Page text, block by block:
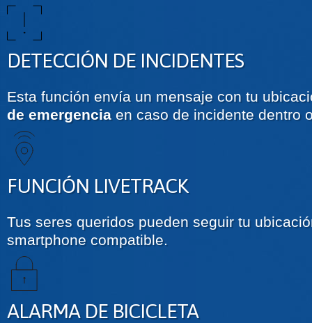
DETECCIÓN DE INCIDENTES
Esta función envía un mensaje con tu
de emergencia en caso de incidente dentro
FUNCIÓN LIVETRACK
Tus seres queridos pueden seguir tu
smartphone compatible.
ALARMA DE BICICLETA